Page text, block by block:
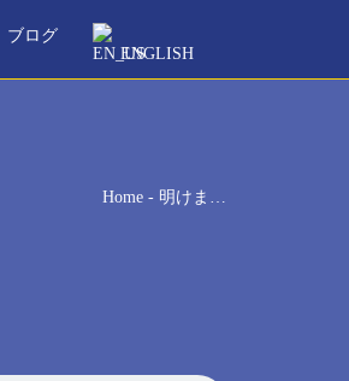
ブログ
ENGLISH
Home - 明けま…